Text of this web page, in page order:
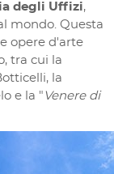
degli Uffizi,
mondo. Questa
opere d'arte
tra cui la
la
e la " Venere di